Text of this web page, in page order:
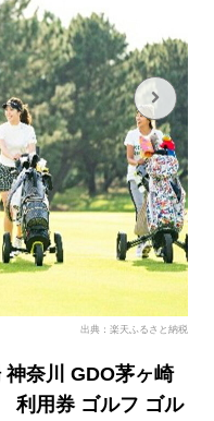
出典：楽天ふるさと納税
神奈川 GDO茅ヶ崎
利用券 ゴルフ ゴル